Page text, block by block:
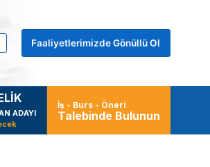
Faaliyetlerimizde Gönüllü Ol
ADAYI
İş - Burs - Öneri
Talebinde Bulunun